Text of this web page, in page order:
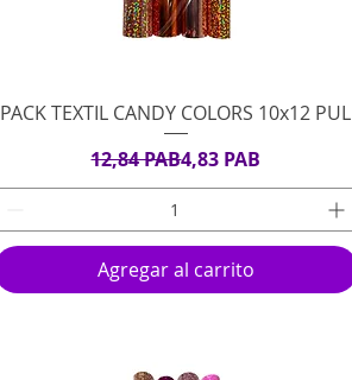
Vista rápida
PACK TEXTIL CANDY COLORS 10x12 PUL
Precio
12,84 PABPrecio de oferta
4,83 PAB
Agregar al carrito